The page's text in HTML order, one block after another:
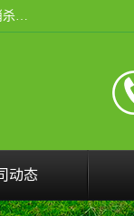
云南昆明亿之豪消杀公司是一家专业从事有害生物防治综合治理的公司，治理服务包括：灭鼠,杀虫,除虫,除蟑螂,白蚁防治,消杀等；安全环保,快速上门,价格透明,完善的售后服务,不影响您的生活工作。
动态